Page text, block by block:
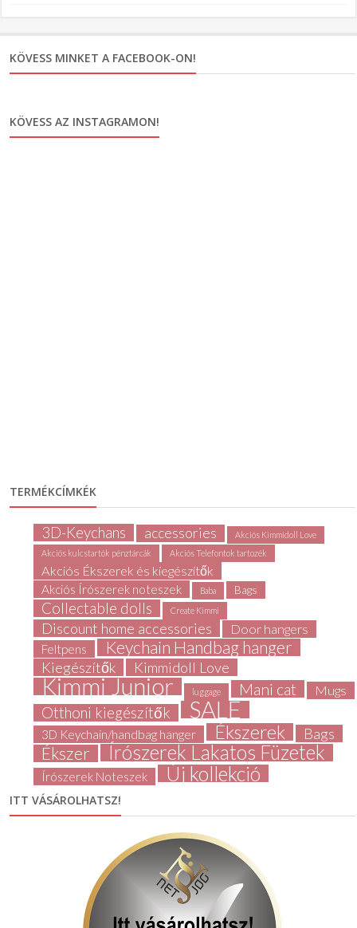
KÖVESS MINKET A FACEBOOK-ON!
KÖVESS AZ INSTAGRAMON!
TERMÉKCÍMKÉK
3D-Keychans accessories
Akciós Kimmidoll Love
Akciós kulcstartók pénztárcák
Akciós Telefontok tartozék
Akciós Ékszerek és kiegészítők
Akciós Írószerek noteszek Baba Bags
Collectable dolls Create Kimmi
Discount home accessories Door hangers
Feltpens Keychain Handbag hanger
Kiegészítők Kimmidoll Love
Kimmi Junior luggage Mani cat Mugs
Otthoni kiegészítők SALE
3D Keychain/handbag hanger Ékszerek Bags
Ékszer Írószerek Lakatos Füzetek
Írószerek Noteszek Új kollekció
ITT VÁSÁROLHATSZ!